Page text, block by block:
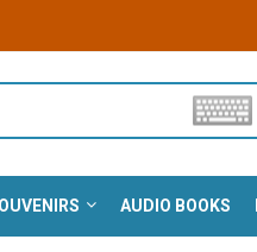
AUDIO BOOKS